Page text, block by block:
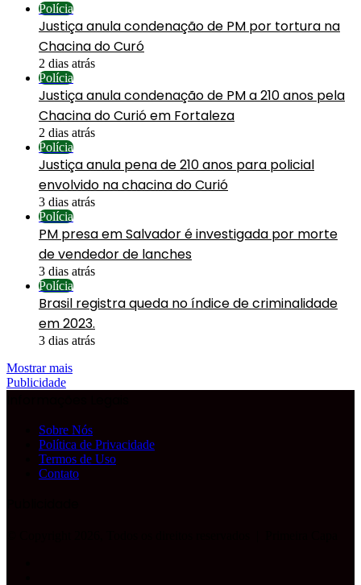
Polícia
Justiça anula condenação de PM por tortura na
Chacina do Curó
2 dias atrás
Polícia
Justiça anula condenação de PM a 210 anos pela
Chacina do Curió em Fortaleza
2 dias atrás
Polícia
Justiça anula pena de 210 anos para policial
envolvido na chacina do Curió
3 dias atrás
Polícia
PM presa em Salvador é investigada por morte
de vendedor de lanches
3 dias atrás
Polícia
Brasil registra queda no índice de criminalidade
em 2023.
3 dias atrás
Mostrar mais
Publicidade
Sobre Nós
Política de Privacidade
Termos de Uso
Contato